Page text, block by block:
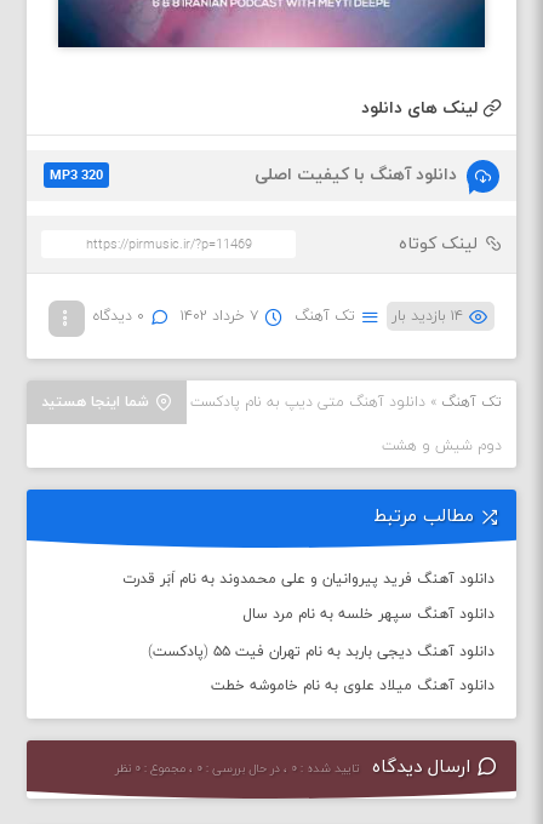
لینک های دانلود
دانلود آهنگ با کیفیت اصلی MP3 320
لینک کوتاه
۱۴ بازدید بار تک آهنگ ۷ خرداد ۱۴۰۲ ۰ دیدگاه
شما اینجا هستید تک آهنگ »دانلود آهنگ متی دیپ به نام پادکست
دوم شیش و هشت
مطالب مرتبط
دانلود آهنگ فرید پیروانیان و علی محمدوند به نام اَبَر قدرت
دانلود آهنگ سپهر خلسه به نام مرد سال
دانلود آهنگ دیجی باربد به نام تهران فیت ۵۵ (پادکست)
دانلود آهنگ میلاد علوی به نام خاموشه خطت
ارسال دیدگاه تایید شده : ۰ ، در حال بررسی : ۰ ، مجموع : ۰ نظر